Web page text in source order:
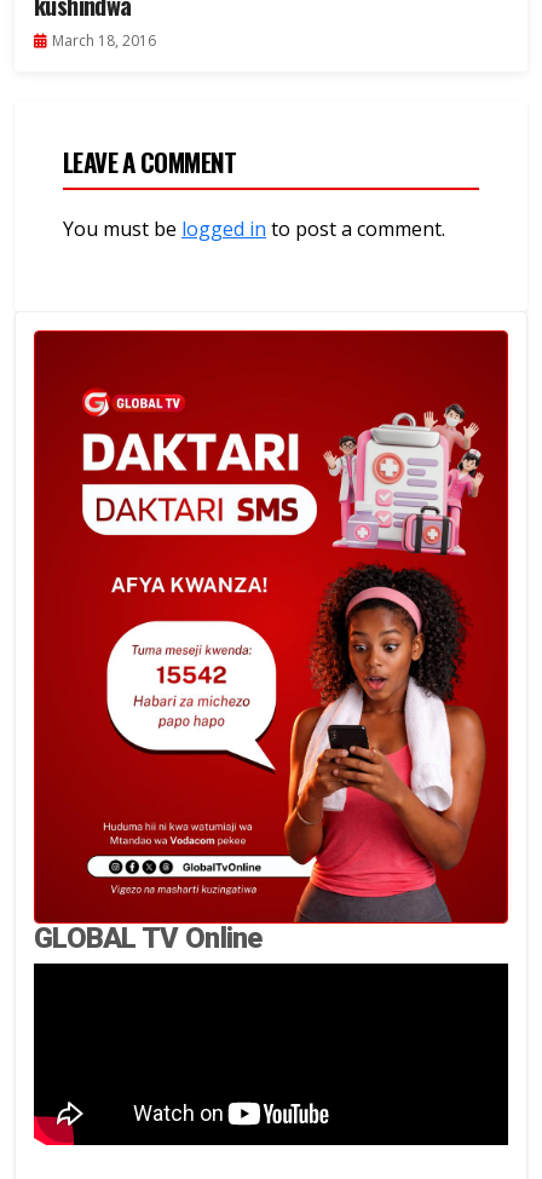
March 18, 2016
LEAVE A COMMENT
You must be logged in to post a comment.
GLOBAL TV Online